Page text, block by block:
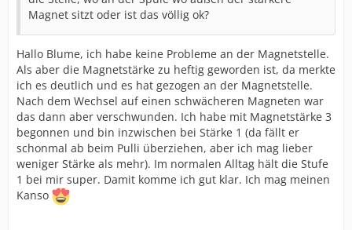
Magnet sitzt oder ist das völlig ok?
Hallo Blume, ich habe keine Probleme an der Magnetstelle.
Als aber die Magnetstärke zu heftig geworden ist, da merkte
ich es deutlich und es hat gezogen an der Magnetstelle.
Nach dem Wechsel auf einen schwächeren Magneten war
das dann aber verschwunden. Ich habe mit Magnetstärke 3
begonnen und bin inzwischen bei Stärke 1 (da fällt er
schonmal ab beim Pulli überziehen, aber ich mag lieber
weniger Stärke als mehr). Im normalen Alltag hält die Stufe
1 bei mir super. Damit komme ich gut klar. Ich mag meinen
Kanso